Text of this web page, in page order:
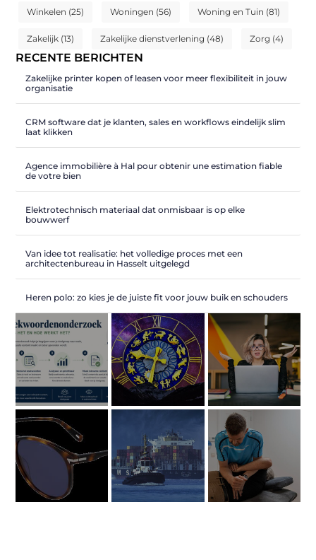
Winkelen (25) Woningen (56) Woning en Tuin (81)
Zakelijk (13) Zakelijke dienstverlening (48) Zorg (4)
RECENTE BERICHTEN
Zakelijke printer kopen of leasen voor meer flexibiliteit in jouw
organisatie
CRM software dat je klanten, sales en workflows eindelijk slim
laat klikken
Agence immobilière à Hal pour obtenir une estimation fiable
de votre bien
Elektrotechnisch materiaal dat onmisbaar is op elke
bouwwerf
Van idee tot realisatie: het volledige proces met een
architectenbureau in Hasselt uitgelegd
Heren polo: zo kies je de juiste fit voor jouw buik en schouders